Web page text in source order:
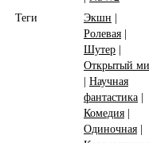
Теги
Экшн |
Ролевая |
Шутер |
Открытый
| Научная
фантастика |
Комедия |
Одиночная |